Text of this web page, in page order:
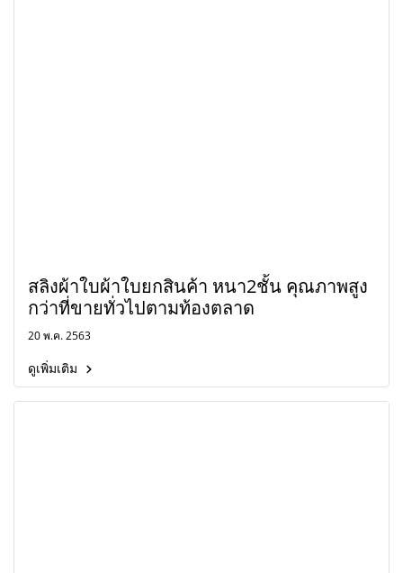
สลิงผ้าใบผ้าใบยกสินค้า หนา2ชั้น คุณภาพสูง
กว่าที่ขายทั่วไปตามท้องตลาด
20 พ.ค. 2563
ดูเพิ่มเติม